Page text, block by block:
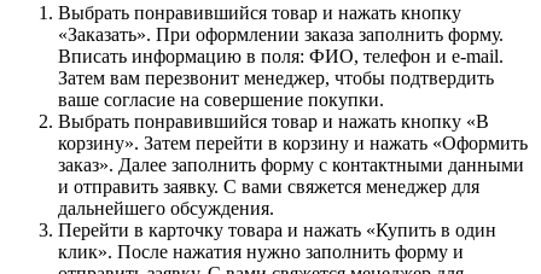
Выбрать понравившийся товар и нажать кнопку
«Заказать». При оформлении заказа заполнить форму.
Вписать информацию в поля: ФИО, телефон и e-mail.
Затем вам перезвонит менеджер, чтобы подтвердить
ваше согласие на совершение покупки.
Выбрать понравившийся товар и нажать кнопку «В
корзину». Затем перейти в корзину и нажать «Оформить
заказ». Далее заполнить форму с контактными данными
и отправить заявку. С вами свяжется менеджер для
дальнейшего обсуждения.
Перейти в карточку товара и нажать «Купить в один
клик». После нажатия нужно заполнить форму и